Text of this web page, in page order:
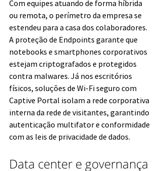
Com equipes atuando de forma híbrida
ou remota, o perímetro da empresa se
estendeu para a casa dos colaboradores.
A proteção de Endpoints garante que
notebooks e smartphones corporativos
estejam criptografados e protegidos
contra malwares. Já nos escritórios
físicos, soluções de Wi-Fi seguro com
Captive Portal isolam a rede corporativa
interna da rede de visitantes, garantindo
autenticação multifator e conformidade
com as leis de privacidade de dados.
Data center e governança